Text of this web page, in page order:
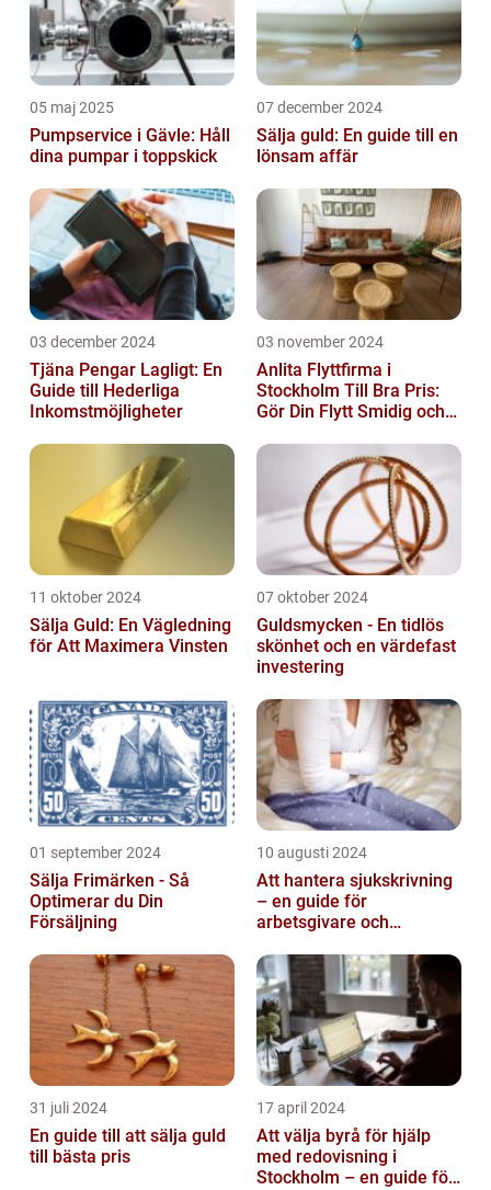
05 maj 2025
Pumpservice i Gävle: Håll
dina pumpar i toppskick
07 december 2024
Sälja guld: En guide till en
lönsam affär
03 december 2024
Tjäna Pengar Lagligt: En
Guide till Hederliga
Inkomstmöjligheter
03 november 2024
Anlita Flyttfirma i
Stockholm Till Bra Pris:
Gör Din Flytt Smidig och
11 oktober 2024
Sälja Guld: En Vägledning
för Att Maximera Vinsten
07 oktober 2024
Guldsmycken - En tidlös
skönhet och en värdefast
investering
01 september 2024
Sälja Frimärken - Så
Optimerar du Din
Försäljning
10 augusti 2024
Att hantera sjukskrivning
– en guide för
arbetsgivare och
31 juli 2024
En guide till att sälja guld
till bästa pris
17 april 2024
Att välja byrå för hjälp
med redovisning i
Stockholm – en guide för